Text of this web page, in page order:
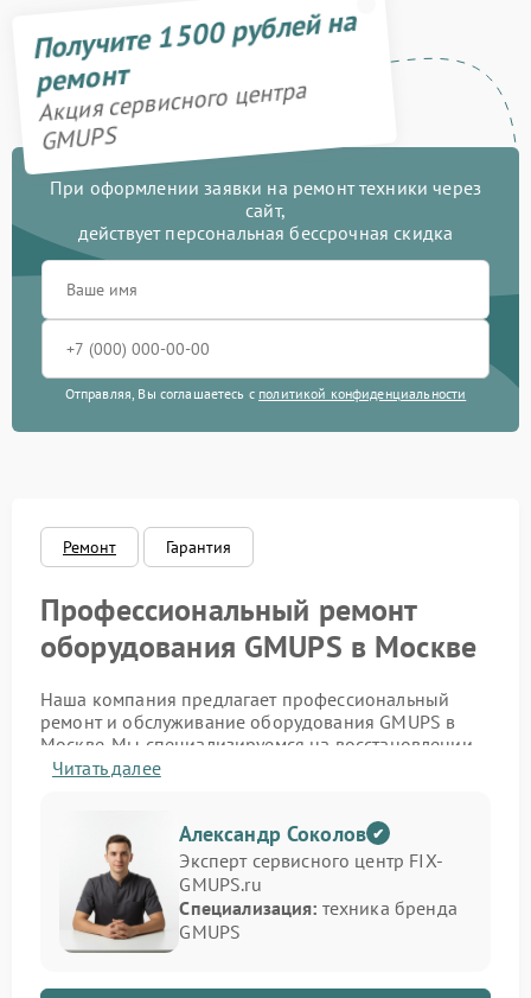
Получите 1500 рублей на
ремонт
Акция сервисного центра
GMUPS
При оформлении заявки на ремонт техники через
сайт,
действует персональная бессрочная скидка
Отправляя, Вы соглашаетесь с политикой конфиденциальности
Ремонт Гарантия
Профессиональный ремонт
оборудования GMUPS в Москве
Наша компания предлагает профессиональный
ремонт и обслуживание оборудования GMUPS в
Москве. Мы специализируемся на восстановлении
источников бесперебойного питания,
подаёт ошибку — наши инженеры проведут точную
диагностику и устранят проблему с гарантией
качества.
Мы обслуживаем как бытовые, так и
промышленные модели, обеспечивая полное
большому опыту работы и доступу к оригинальным
Читать далее
Александр Соколов
Эксперт сервисного центр FIX-
GMUPS.ru
Специализация: техника бренда
GMUPS